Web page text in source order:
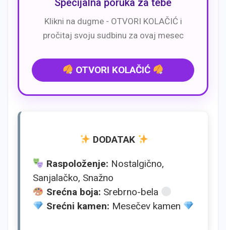
Specijalna poruka za tebe
Klikni na dugme - OTVORI KOLAČIĆ i
pročitaj svoju sudbinu za ovaj mesec
OTVORI KOLAČIĆ
DODATAK
Raspoloženje: Nostalgično,
Sanjalačko, Snažno
Srećna boja: Srebrno-bela
Srećni kamen: Mesečev kamen